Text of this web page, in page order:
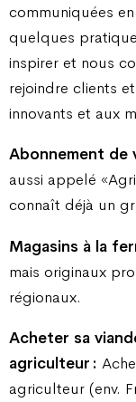
communiquées
quelques
inspirer et nous
rejoindre clients
innovants et aux
Abonnement de
aussi appelé
connaît déjà un
Magasins à la
mais originaux
régionaux.
Acheter sa
agriculteur :
agriculteur (env.